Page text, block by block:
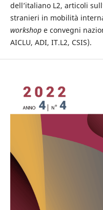
dell’italiano L2, articoli
stranieri in mobilità
workshope convegni
AICLU, ADI, IT.L2, CSIS).